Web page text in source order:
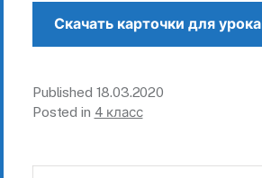
Скачать карточки для урока
Published 18.03.2020
Posted in 4 класс